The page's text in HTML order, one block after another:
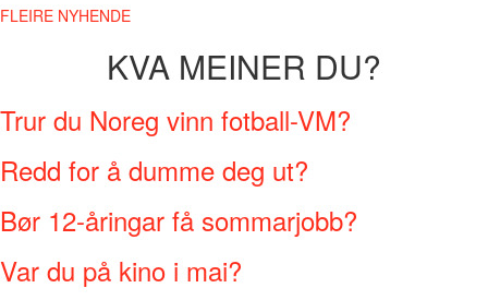
FLEIRE NYHENDE
KVA MEINER DU?
Trur du Noreg vinn fotball-VM?
Redd for å dumme deg ut?
Bør 12-åringar få sommarjobb?
Var du på kino i mai?